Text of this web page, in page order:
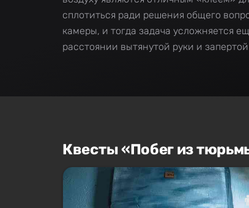
сплотиться ради решения общего
камеры, и тогда задача усложняется
расстоянии вытянутой руки и
Квесты «Побег из